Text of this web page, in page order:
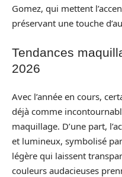
Gomez, qui mettent
préservant une touche
Tendances
2026
Avec l’année en cours,
déjà comme
maquillage. D’une part,
et lumineux, symbolisé
légère qui laissent
couleurs audacieuses